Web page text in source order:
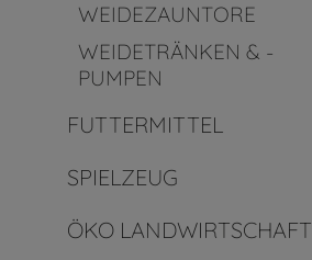
WEIDEZAUNTORE
WEIDETRÄNKEN & -
PUMPEN
FUTTERMITTEL
SPIELZEUG
ÖKO LANDWIRTSCHAFT